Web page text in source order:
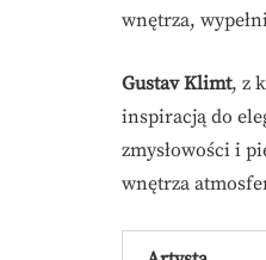
wnętrza,
Gustav Klimt, z
inspiracją do
zmysłowości i
wnętrza